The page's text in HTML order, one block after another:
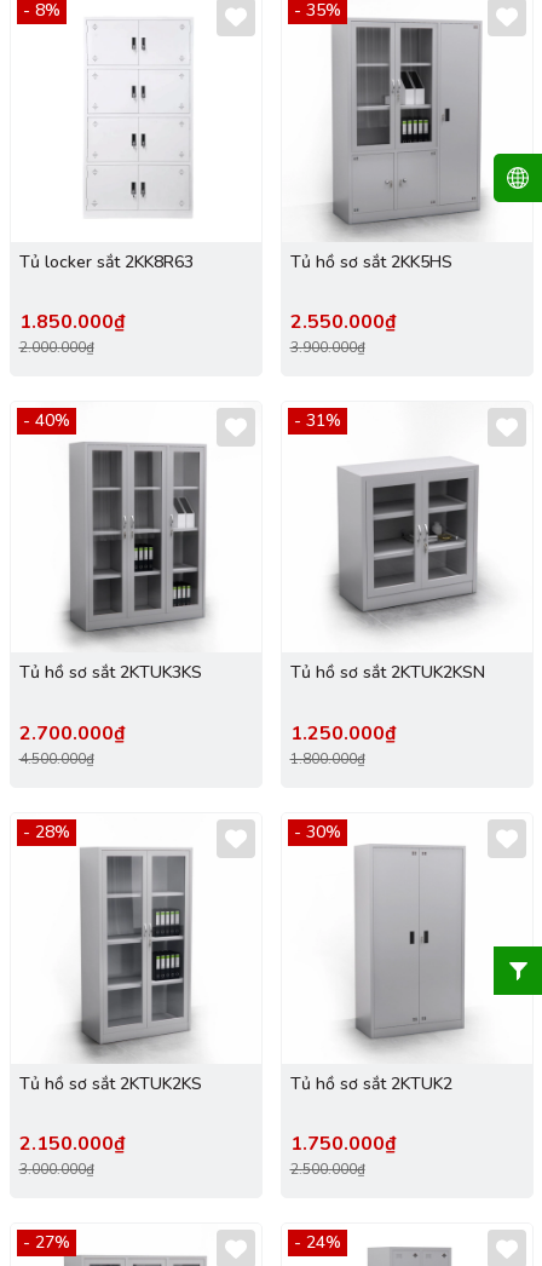
- 8%
Tủ locker sắt 2KK8R63
1.850.000₫
2.000.000₫
- 35%
Tủ hồ sơ sắt 2KK5HS
2.550.000₫
3.900.000₫
- 40%
Tủ hồ sơ sắt 2KTUK3KS
2.700.000₫
4.500.000₫
- 31%
Tủ hồ sơ sắt 2KTUK2KSN
1.250.000₫
1.800.000₫
- 28%
Tủ hồ sơ sắt 2KTUK2KS
2.150.000₫
3.000.000₫
- 30%
Tủ hồ sơ sắt 2KTUK2
1.750.000₫
2.500.000₫
- 27% - 24%